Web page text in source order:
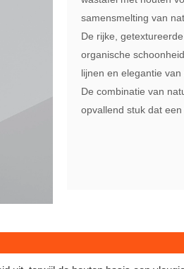
samensmelting van
De rijke,
organische
lijnen en elegantie
De combinatie van
opvallend stuk dat